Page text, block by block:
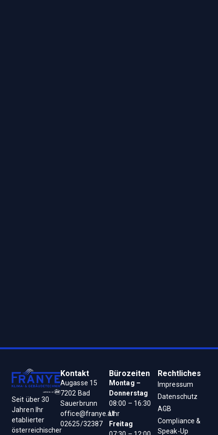
Seit über 30
Jahren Ihr
etablierter
österreichischer
Kontakt
Augasse 15
7202 Bad
Sauerbrunn
office@franye.at
02625/32387
Bürozeiten
Montag –
Donnerstag
08:00 – 16:30
Uhr
Freitag
Rechtliches
Impressum
Datenschutz
AGB
Compliance &
Speak-Up